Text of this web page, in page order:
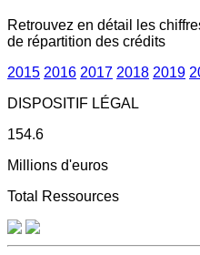
Retrouvez en détail les
de répartition des crédits
2015 2016 2017 2018 2019
DISPOSITIF LÉGAL
154.6
Millions d'euros
Total Ressources